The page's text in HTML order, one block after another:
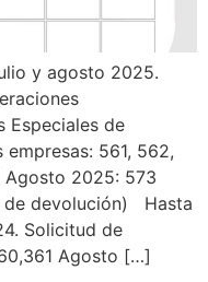
y agosto 2025.
Especiales de
561, 562,
2025: 573
de devolución) Hasta
Solicitud de
Agosto […]